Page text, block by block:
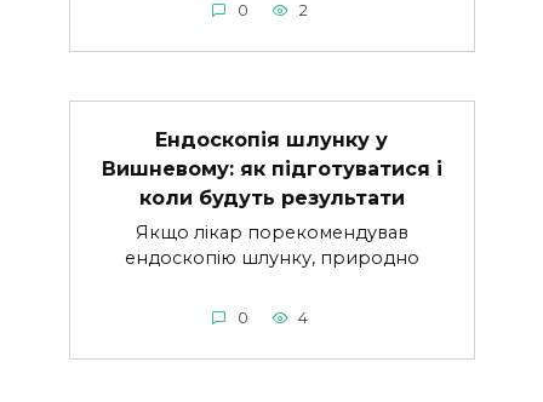
0 2
Ендоскопія шлунку у
Вишневому: як підготуватися і
коли будуть результати
Якщо лікар порекомендував
ендоскопію шлунку, природно
0 4